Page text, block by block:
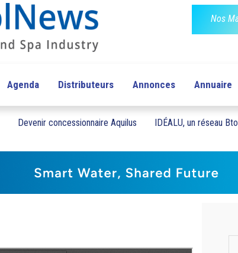
Nos
Agenda Distributeurs Annonces Annuaire
Devenir concessionnaire Aquilus IDÉALU, un réseau